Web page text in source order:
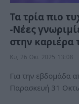
Τα τρία πιο
-Νέες
στην καριέρα
Κυ, 26 Οκτ 2025 13:08
Για την εβδομάδα
Παρασκευή 31